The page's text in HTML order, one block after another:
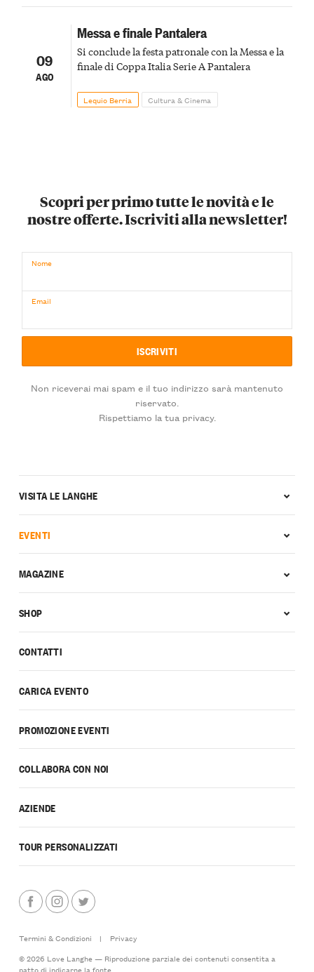
09
AGO
Messa e finale Pantalera
Si conclude la festa patronale con la Messa e la
finale di Coppa Italia Serie A Pantalera
Lequio Berria Cultura & Cinema
Scopri per primo tutte le novità e le
nostre offerte. Iscriviti alla newsletter!
Nome
Email
Non riceverai mai spam e il tuo indirizzo sarà mantenuto
riservato.
Rispettiamo la tua privacy.
CONTATTI
CARICA EVENTO
PROMOZIONE EVENTI
COLLABORA CON NOI
AZIENDE
TOUR PERSONALIZZATI
VISITA LE LANGHE
EVENTI
MAGAZINE
SHOP
Termini & Condizioni |
Privacy
© 2026 Love Langhe — Riproduzione parziale dei contenuti consentita a
patto di indicarne la fonte